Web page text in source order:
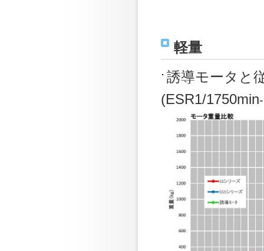
軽量
誘導モータと
(ESR1/1750min